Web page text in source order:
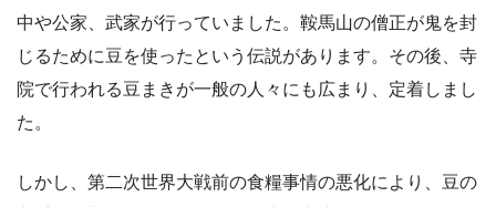
中や公家、武家が行っていました。鞍馬山の僧正が鬼を封
じるために豆を使ったという伝説があります。その後、寺
院で行われる豆まきが一般の人々にも広まり、定着しまし
た。
しかし、第二次世界大戦前の食糧事情の悪化により、豆の